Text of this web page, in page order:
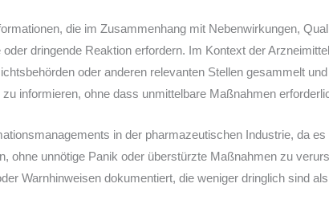
die im Zusammenhang mit Nebenwirkungen,
dringende Reaktion erfordern. Im Kontext der
oder anderen relevanten Stellen gesammelt
informieren, ohne dass unmittelbare Maßnahmen
in der pharmazeutischen Industrie, da
ohne unnötige Panik oder überstürzte Maßnahmen zu
Warnhinweisen dokumentiert, die weniger dringlich sind